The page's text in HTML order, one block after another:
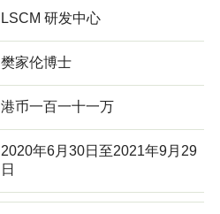
LSCM 研发中心
樊家伦博士
港币一百一十一万
2020年6月30日至2021年9月29
日